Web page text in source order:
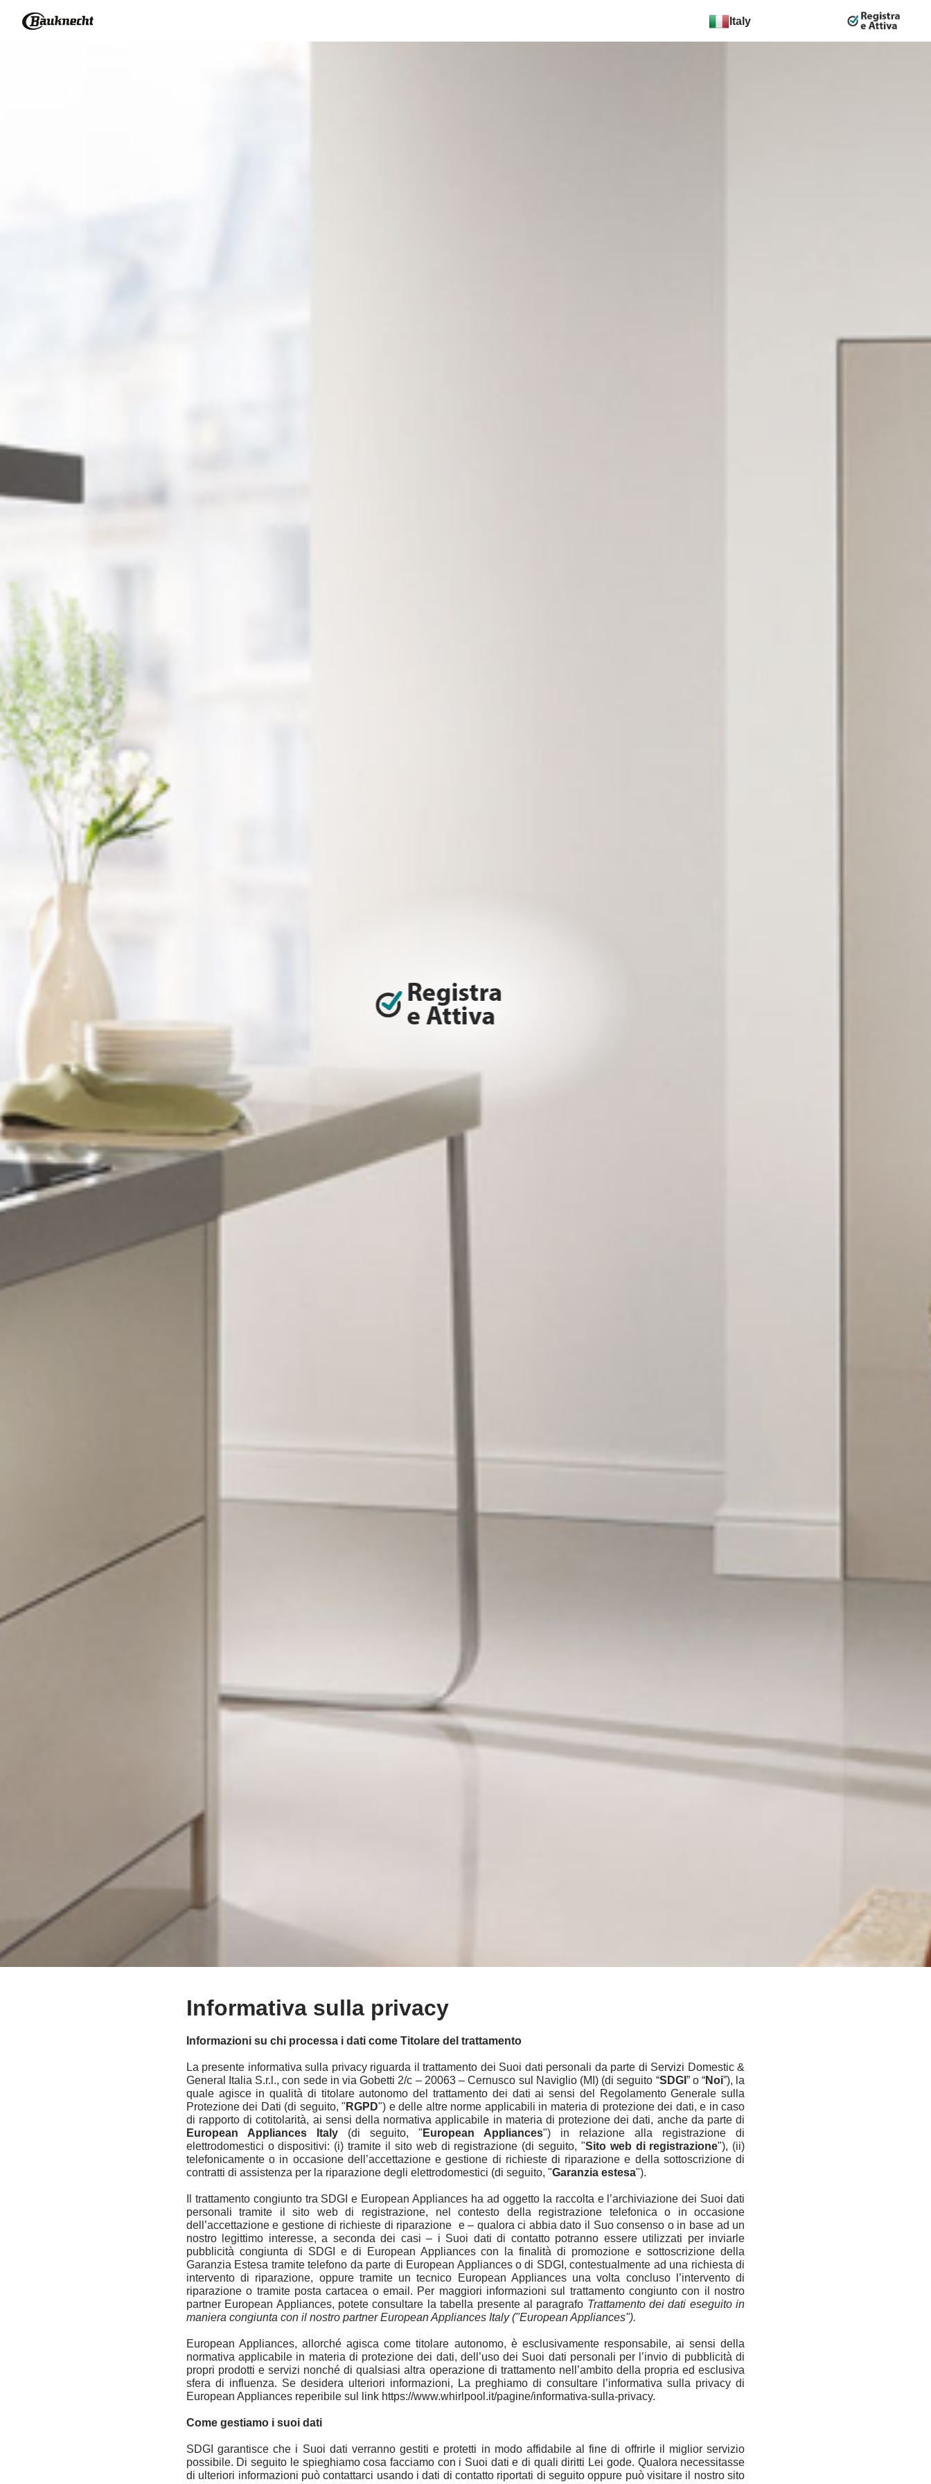
Cambia
Italy
Informativa sulla privacy
Informazioni su chi processa i dati come Titolare del trattamento
La presente informativa sulla privacy riguarda il trattamento dei Suoi dati personali da parte di Servizi Domestic &
General Italia S.r.l., con sede in via Gobetti 2/c – 20063 – Cernusco sul Naviglio (MI) (di seguito “SDGI ” o “Noi”), la
quale agisce in qualità di titolare autonomo del trattamento dei dati ai sensi del Regolamento Generale sulla
Protezione dei Dati (di seguito, " RGPD") e delle altre norme applicabili in materia di protezione dei dati, e in caso
di rapporto di cotitolarità, ai sensi della normativa applicabile in materia di protezione dei dati, anche da parte di
European Appliances Italy (di seguito, " European Appliances") in relazione alla registrazione di
elettrodomestici o dispositivi: (i) tramite il sito web di registrazione (di seguito, "Sito web di registrazione"), (ii)
telefonicamente o in occasione dell’accettazione e gestione di richieste di riparazione e della sottoscrizione di
contratti di assistenza per la riparazione degli elettrodomestici (di seguito, "Garanzia estesa").
Il trattamento congiunto tra SDGI e European Appliances ha ad oggetto la raccolta e l’archiviazione dei Suoi dati
personali tramite il sito web di registrazione, nel contesto della registrazione telefonica o in occasione
dell’accettazione e gestione di richieste di riparazione e – qualora ci abbia dato il Suo consenso o in base ad un
nostro legittimo interesse, a seconda dei casi – i Suoi dati di contatto potranno essere utilizzati per inviarle
pubblicità congiunta di SDGI e di European Appliances con la finalità di promozione e sottoscrizione della
Garanzia Estesa tramite telefono da parte di European Appliances o di SDGI, contestualmente ad una richiesta di
intervento di riparazione, oppure tramite un tecnico European Appliances una volta concluso l’intervento di
riparazione o tramite posta cartacea o email. Per maggiori informazioni sul trattamento congiunto con il nostro
partner European Appliances, potete consultare la tabella presente al paragrafo Trattamento dei dati eseguito in
maniera congiunta con il nostro partner European Appliances Italy ("European Appliances").
European Appliances, allorché agisca come titolare autonomo, è esclusivamente responsabile, ai sensi della
normativa applicabile in materia di protezione dei dati, dell’uso dei Suoi dati personali per l’invio di pubblicità di
propri prodotti e servizi nonché di qualsiasi altra operazione di trattamento nell’ambito della propria ed esclusiva
sfera di influenza. Se desidera ulteriori informazioni, La preghiamo di consultare l’informativa sulla privacy di
European Appliances reperibile sul link https://www.whirlpool.it/pagine/informativa-sulla-privacy.
Come gestiamo i suoi dati
SDGI garantisce che i Suoi dati verranno gestiti e protetti in modo affidabile al fine di offrirle il miglior servizio
possibile. Di seguito le spieghiamo cosa facciamo con i Suoi dati e di quali diritti Lei gode. Qualora necessitasse
di ulteriori informazioni può contattarci usando i dati di contatto riportati di seguito oppure può visitare il nostro sito